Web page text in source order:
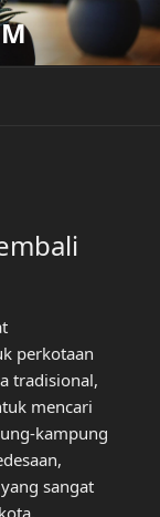
perkotaan
tradisional,
mencari
kampung
sangat